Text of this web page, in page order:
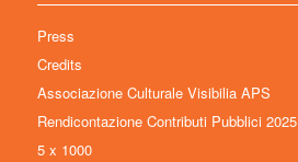
Press
Credits
Associazione Culturale Visibilia APS
Rendicontazione Contributi Pubblici 2025
5 x 1000